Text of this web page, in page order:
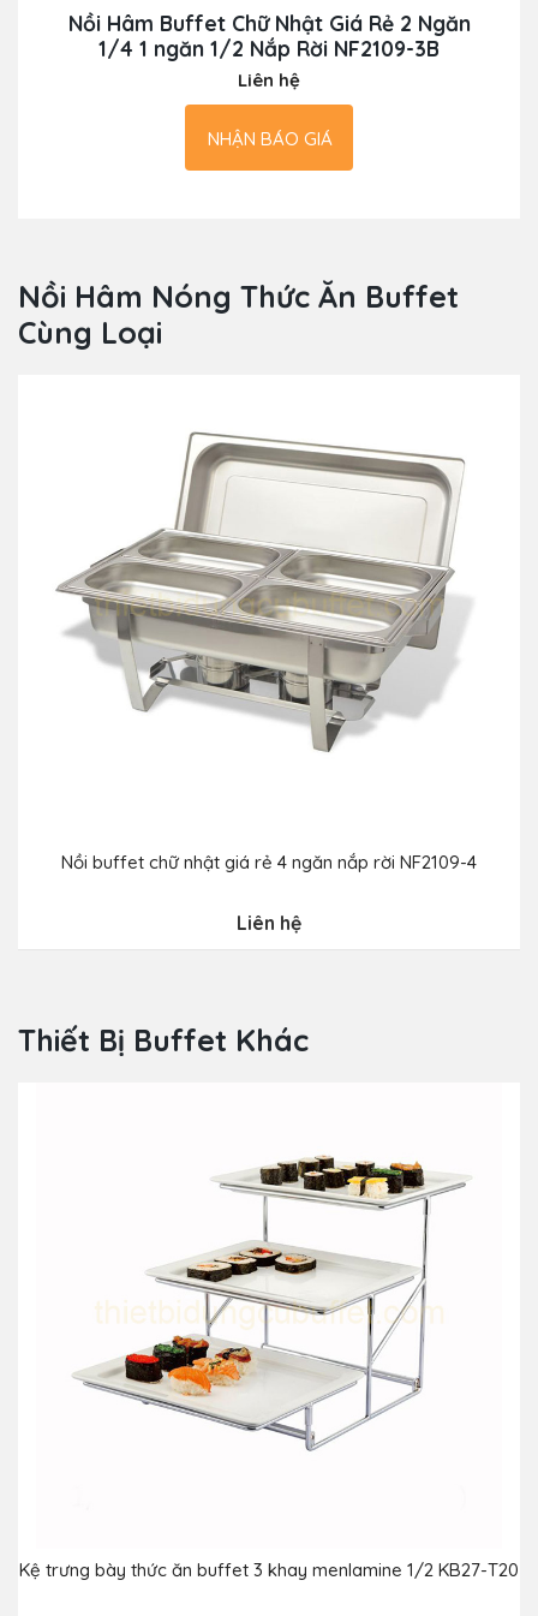
Nồi Hâm Buffet Chữ Nhật Giá Rẻ 2 Ngăn
1/4 1 ngăn 1/2 Nắp Rời NF2109-3B
Liên hệ
NHẬN BÁO GIÁ
Nồi Hâm Nóng Thức Ăn Buffet
Cùng Loại
Nồi buffet chữ nhật giá rẻ 4 ngăn nắp rời NF2109-4
Liên hệ
Thiết Bị Buffet Khác
Kệ trưng bày thức ăn buffet 3 khay menlamine 1/2 KB27-T20